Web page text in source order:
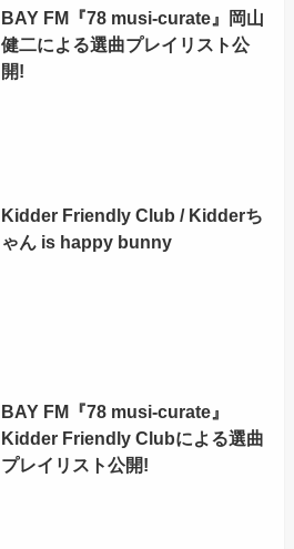
BAY FM『78 musi-curate』岡山
健二による選曲プレイリスト公
開!
Kidder Friendly Club / Kidderち
ゃん is happy bunny
BAY FM『78 musi-curate』
Kidder Friendly Clubによる選曲
プレイリスト公開!